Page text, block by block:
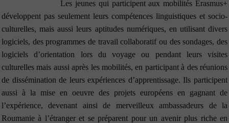
Les jeunes qui participent aux mobilités Erasmus+
développent pas seulement leurs compétences linguistiques et socio-
culturelles, mais aussi leurs aptitudes numériques, en utilisant divers
logiciels, des programmes de travail collaboratif ou des sondages, des
logiciels d’orientation lors du voyage ou pendant leurs visites
culturelles mais aussi après les mobilités, en participant à des réunions
de dissémination de leurs expériences d’apprentissage. Ils participent
aussi à la mise en oeuvre des projets européens en gagnant de
l’expérience, devenant ainsi de merveilleux ambassadeurs de la
Roumanie à l’étranger et se préparent pour un avenir plus riche en